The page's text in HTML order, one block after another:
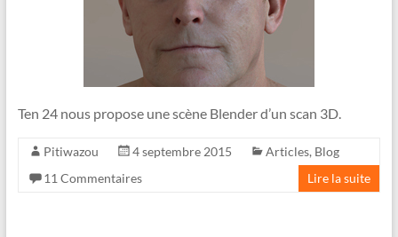
Ten 24 nous propose une scène Blender d’un scan 3D.
Pitiwazou 4 septembre 2015 Articles, Blog
11 Commentaires
Lire la suite